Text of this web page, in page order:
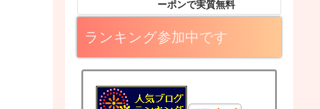
ーポンで実質無料
ランキング参加中です